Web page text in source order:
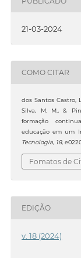
21-03-2024
COMO CITAR
dos Santos Castro,
Silva, M. M., &
formação
educação em um
Tecnologia, 18,
Fomatos de
EDIÇÃO
v. 18 (2024)